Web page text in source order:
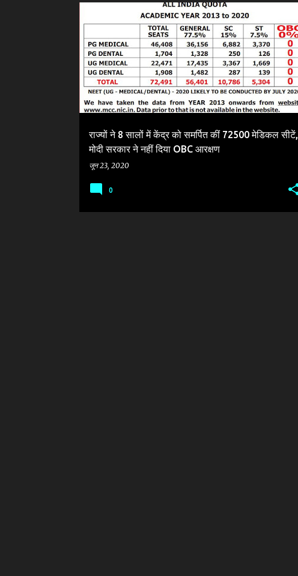
सं
दे
श
राज्यों ने 8 सालों में केंद्र को समर्पित कीं 72500 मेडिकल सीटें,
मोदी सरकार ने नहीं दिया OBC आरक्षण
जून 23, 2020
AIOBC ALL INDIA QUOTA IN MEDICAL COLLEGES +1
0